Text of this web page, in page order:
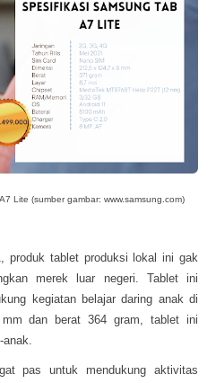
Lite (sumber gambar: www.samsung.com)
produk tablet produksi lokal ini gak
merek luar negeri. Tablet ini
kegiatan belajar daring anak di
dan berat 364 gram, tablet ini
anak.
pas untuk mendukung aktivitas